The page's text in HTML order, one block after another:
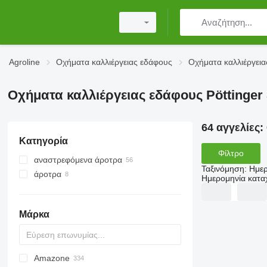
Agroline Οχήματα καλλιέργειας εδάφους Οχήματα
Οχήματα καλλιέργειας εδάφους
Κατηγορία
αναστρεφόμενα άροτρα
άροτρα
Μάρκα
AS
Multivator
Cultiplow
Jaguar
AT30
Krypton
8
AGD
KM180
FV
Amazone
64 αγγελίες:
Φίλτρο
Ταξινόμηση:
Ημερομηνία